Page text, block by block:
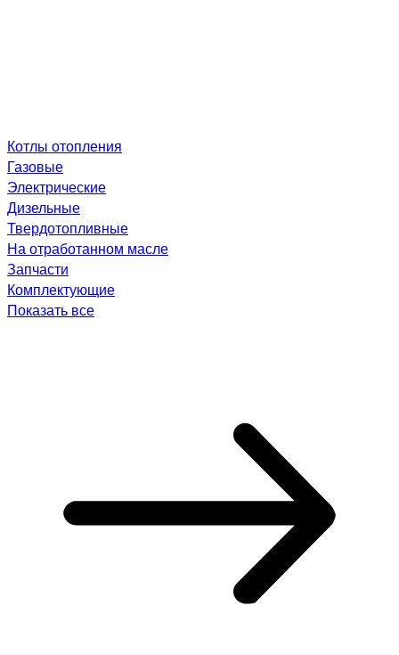
Котлы отопления
Газовые
Электрические
Дизельные
Твердотопливные
На отработанном масле
Запчасти
Комплектующие
Показать все